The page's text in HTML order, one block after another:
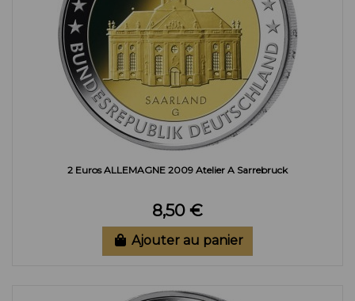
2 Euros ALLEMAGNE 2009 Atelier A Sarrebruck
8,50 €
Ajouter au panier